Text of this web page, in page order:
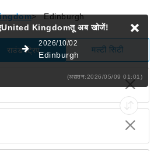
> Edinburgh
राउंड ट्रिप मल्टी सिटी
Kingdomतूअब खोजें!
2026/10/02
Edinburgh
(अद्यतन:2026/05/09 01:01)